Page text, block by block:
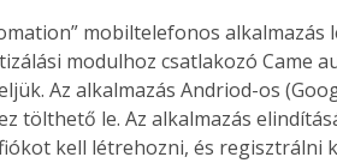
mobiltelefonos
modulhoz csatlakozó Came
Az alkalmazás Andriod-os
tölthető le. Az alkalmazás
kell létrehozni, és regisztrálni